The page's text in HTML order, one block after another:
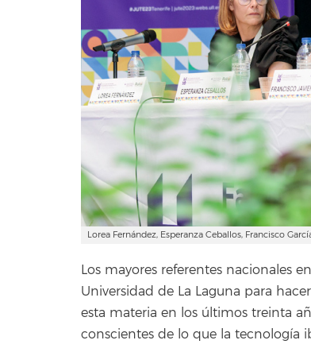
Lorea Fernández, Esperanza Ceballos, Francisco
Los mayores referentes nacionales
Universidad de La Laguna para
esta materia en los últimos treinta
conscientes de lo que la tecnología